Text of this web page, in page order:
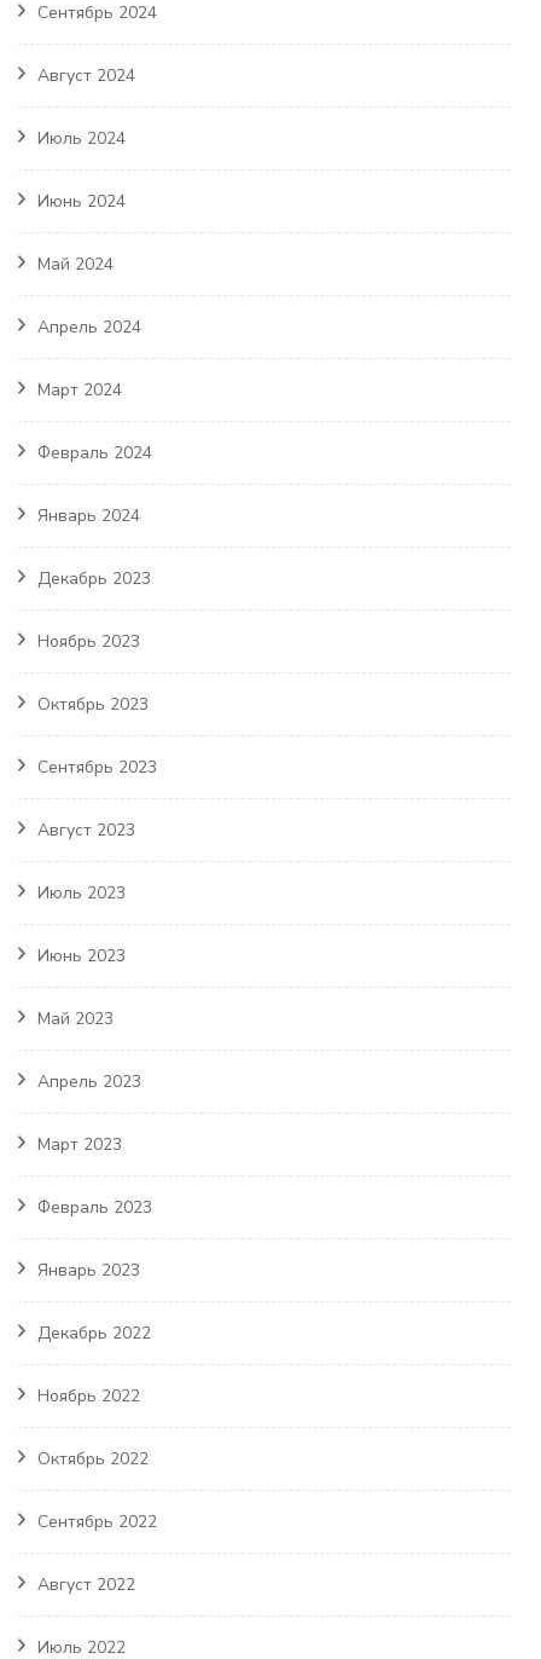
Сентябрь 2024
Август 2024
Июль 2024
Июнь 2024
Май 2024
Апрель 2024
Март 2024
Февраль 2024
Январь 2024
Декабрь 2023
Ноябрь 2023
Октябрь 2023
Сентябрь 2023
Август 2023
Июль 2023
Июнь 2023
Май 2023
Апрель 2023
Март 2023
Февраль 2023
Январь 2023
Декабрь 2022
Ноябрь 2022
Октябрь 2022
Сентябрь 2022
Август 2022
Июль 2022